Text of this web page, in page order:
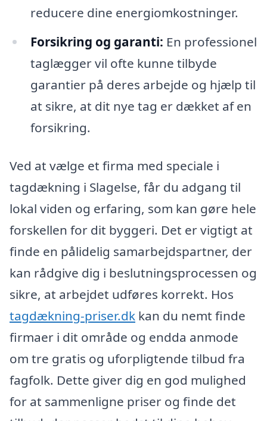
reducere dine energiomkostninger.
Forsikring og garanti: En professionel
taglægger vil ofte kunne tilbyde
garantier på deres arbejde og hjælp til
at sikre, at dit nye tag er dækket af en
forsikring.
Ved at vælge et firma med speciale i
tagdækning i Slagelse, får du adgang til
lokal viden og erfaring, som kan gøre hele
forskellen for dit byggeri. Det er vigtigt at
finde en pålidelig samarbejdspartner, der
kan rådgive dig i beslutningsprocessen og
sikre, at arbejdet udføres korrekt. Hos
tagdækning-priser.dk kan du nemt finde
firmaer i dit område og endda anmode
om tre gratis og uforpligtende tilbud fra
fagfolk. Dette giver dig en god mulighed
for at sammenligne priser og finde det